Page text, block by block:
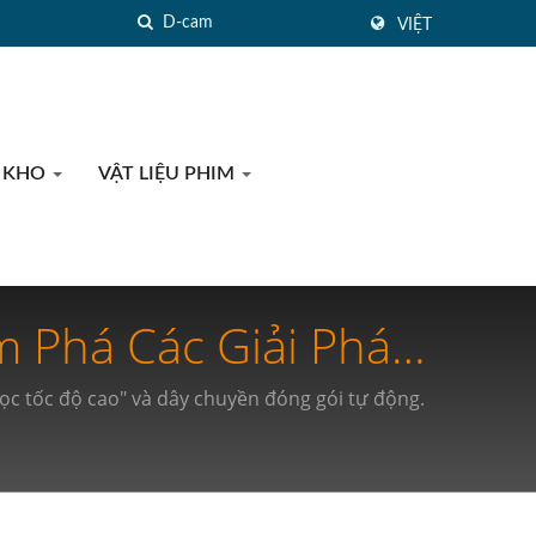
VIỆT
KHO VẬT LIỆU PHIM
Các Giải Pháp
Bạn
tốc độ cao" và dây chuyền đóng gói tự động.